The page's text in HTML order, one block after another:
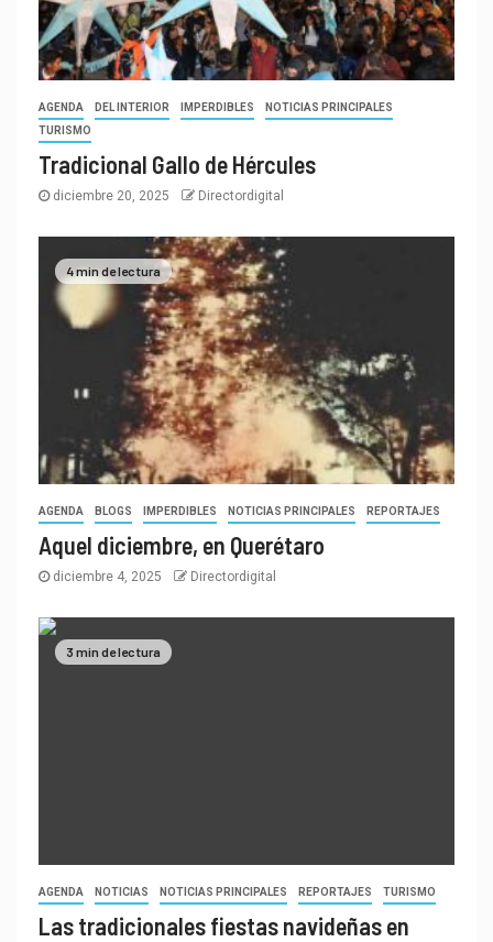
AGENDA DEL INTERIOR IMPERDIBLES
NOTICIAS PRINCIPALES
TURISMO
Tradicional Gallo de Hércules
diciembre 20, 2025 Directordigital
4 min de lectura
AGENDA BLOGS IMPERDIBLES NOTICIAS PRINCIPALES REPORTAJES
Aquel diciembre, en Querétaro
diciembre 4, 2025 Directordigital
3 min de lectura
AGENDA NOTICIAS NOTICIAS PRINCIPALES REPORTAJES TURISMO
Las tradicionales fiestas navideñas en